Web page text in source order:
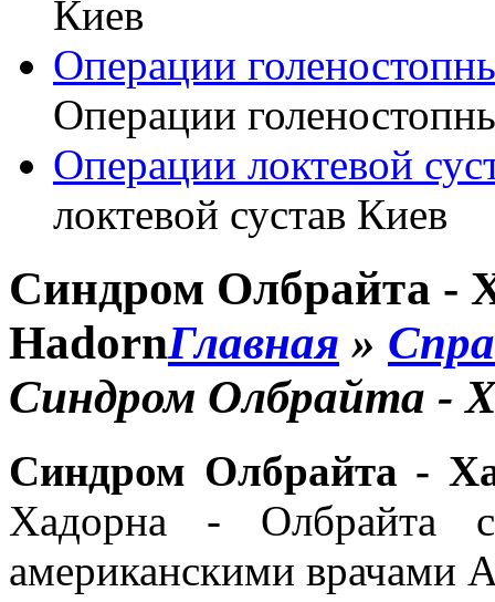
Киев
Операции
Операции
Операции локтевой
локтевой сустав Киев
Синдром Олбрайта -
HadornГлавная »
Синдром Олбрайта -
Синдром Олбрайта -
Хадорна - Олбрайта
американскими врачами